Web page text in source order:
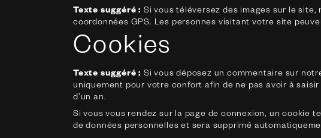
Texte suggéré : Si vous téléversez des images sur le
coordonnées GPS. Les personnes visitant votre site
Cookies
Texte suggéré : Si vous déposez un commentaire sur
uniquement pour votre confort afin de ne pas avoir à
d’un an.
Si vous vous rendez sur la page de connexion, un cookie
de données personnelles et sera supprimé